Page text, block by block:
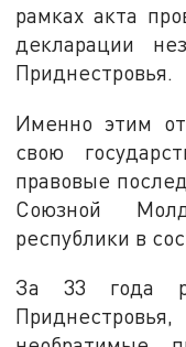
рамках акта
декларации
Приднестровья.
Именно этим
свою
правовые
Союзной
республики в
За 33 года